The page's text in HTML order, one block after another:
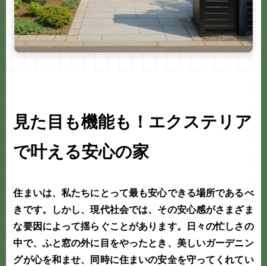
見た目も機能も！エクステリア
で叶える安心の家
住まいは、私たちにとって最も安心できる場所であるべ
きです。しかし、現代社会では、その安心感がさまざま
な要因によって揺らぐことがあります。日々の忙しさの
中で、ふと窓の外に目をやったとき、美しいガーデニン
グが心を和ませ、同時に住まいの安全を守ってくれてい